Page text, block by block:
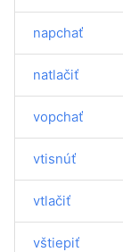
napchať
natlačiť
vopchať
vtisnúť
vtlačiť
vštiepiť